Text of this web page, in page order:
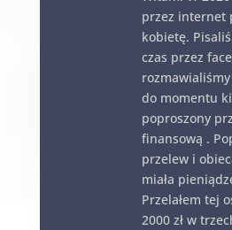
przez internet
kobietę.
czas przez
do momentu
poproszony
finansową .
przelew i
miała
Przelałem tej
2000 zł w